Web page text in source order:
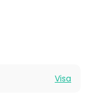
harjoitukset
Visa